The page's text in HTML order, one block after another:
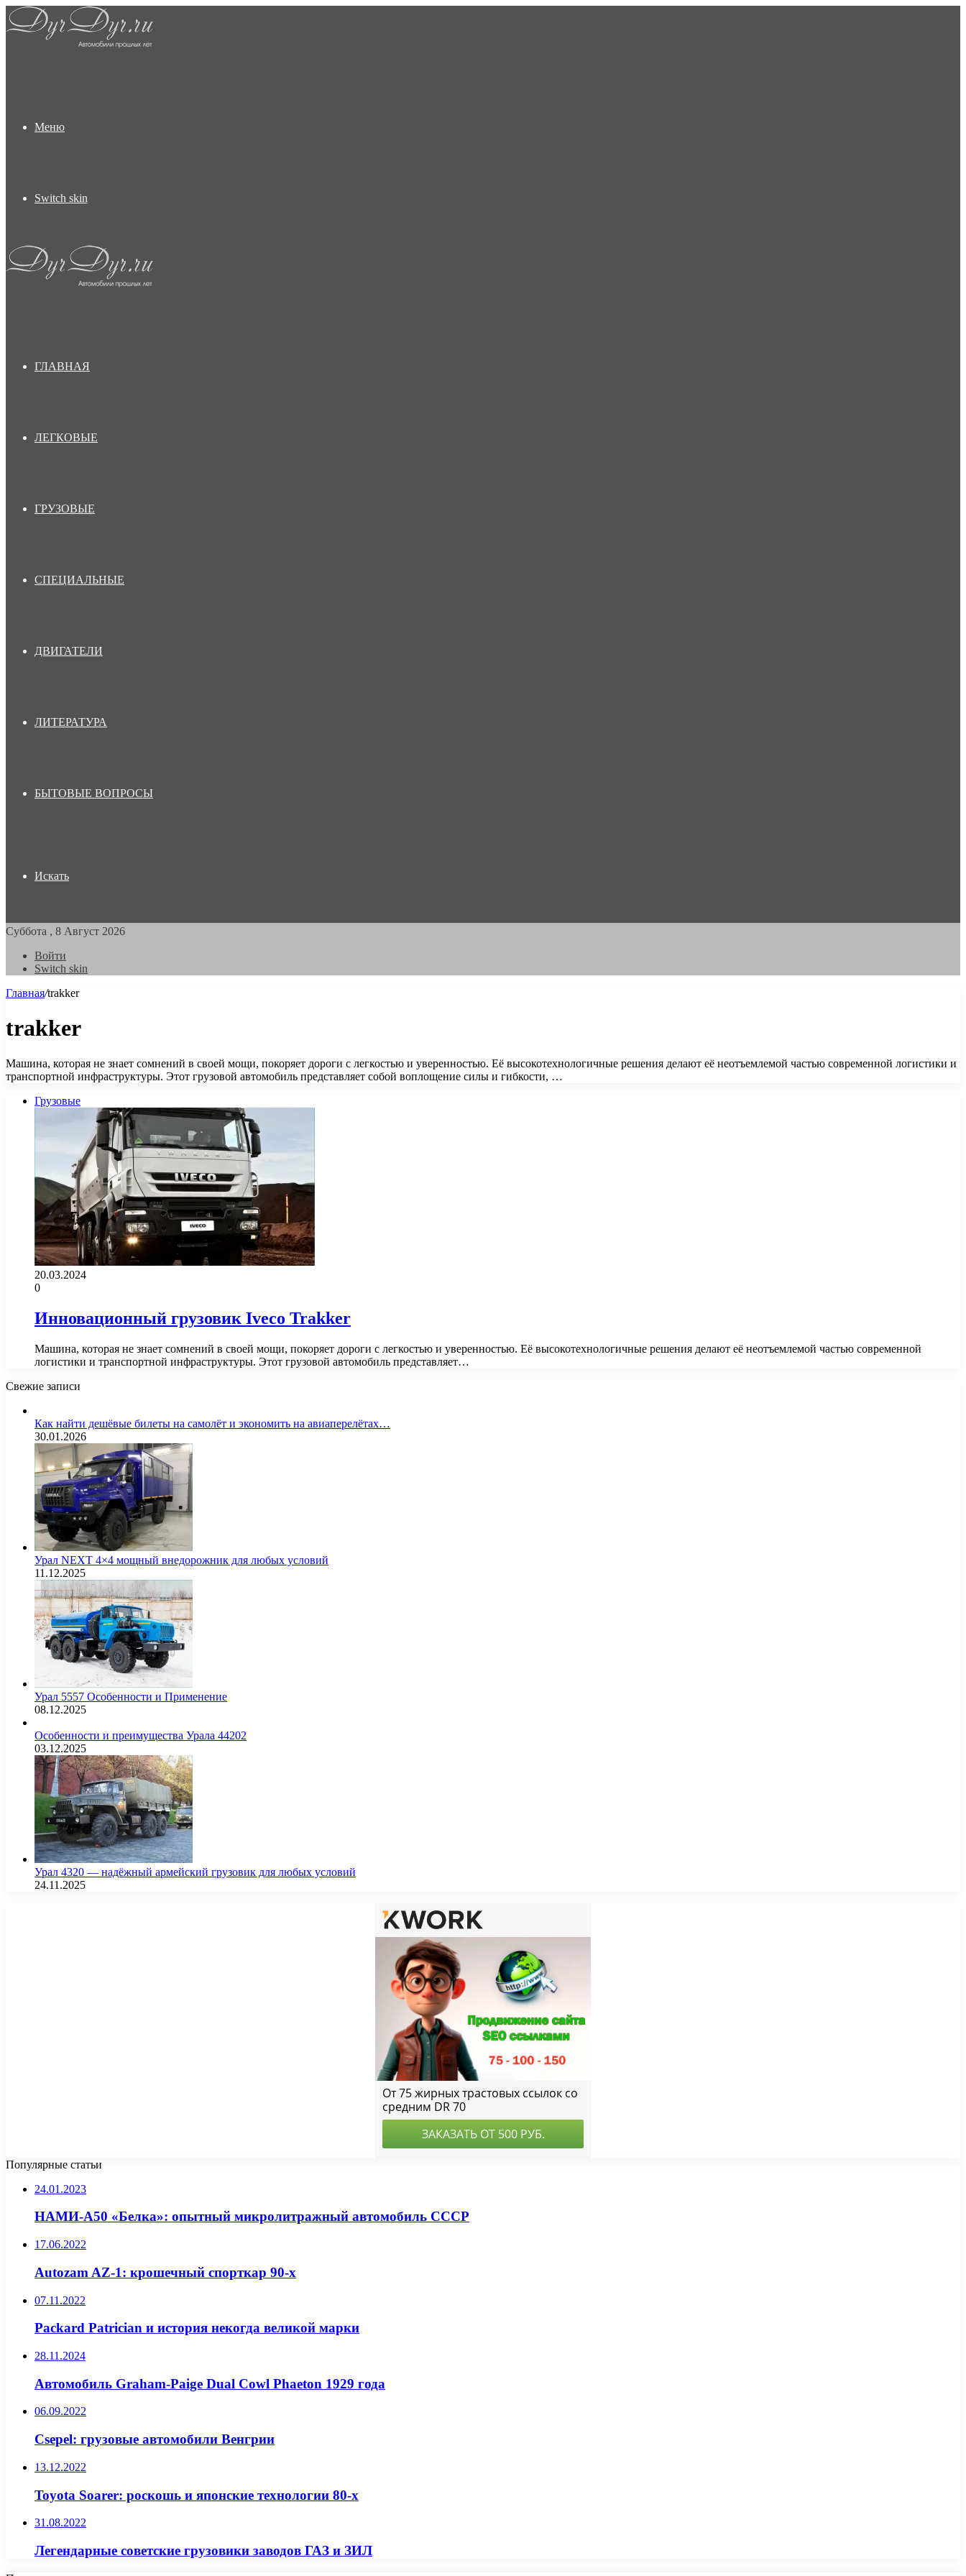
Меню
Switch skin
ГЛАВНАЯ
ЛЕГКОВЫЕ
ГРУЗОВЫЕ
СПЕЦИАЛЬНЫЕ
ДВИГАТЕЛИ
ЛИТЕРАТУРА
БЫТОВЫЕ ВОПРОСЫ
Искать
Суббота , 8 Август 2026
Войти
Switch skin
Главная/trakker
trakker
Машина, которая не знает сомнений в своей мощи, покоряет дороги с легкостью и уверенностью. Её высокотехнологичные решения делают её неотъемлемой частью современной логистики и
транспортной инфраструктуры. Этот грузовой автомобиль представляет собой воплощение силы и гибкости, …
Грузовые
20.03.2024
0
Инновационный грузовик Iveco Trakker
Машина, которая не знает сомнений в своей мощи, покоряет дороги с легкостью и уверенностью. Её высокотехнологичные решения делают её неотъемлемой частью современной
логистики и транспортной инфраструктуры. Этот грузовой автомобиль представляет…
Свежие записи
Как найти дешёвые билеты на самолёт и экономить на авиаперелётах…
30.01.2026
Урал NEXT 4×4 мощный внедорожник для любых условий
11.12.2025
Урал 5557 Особенности и Применение
08.12.2025
Особенности и преимущества Урала 44202
03.12.2025
Урал 4320 — надёжный армейский грузовик для любых условий
24.11.2025
Популярные статьи
24.01.2023
НАМИ-А50 «Белка»: опытный микролитражный автомобиль СССР
17.06.2022
Autozam AZ-1: крошечный спорткар 90-х
07.11.2022
Packard Patrician и история некогда великой марки
28.11.2024
Автомобиль Graham-Paige Dual Cowl Phaeton 1929 года
06.09.2022
Csepel: грузовые автомобили Венгрии
13.12.2022
Toyota Soarer: роскошь и японские технологии 80-х
31.08.2022
Легендарные советские грузовики заводов ГАЗ и ЗИЛ